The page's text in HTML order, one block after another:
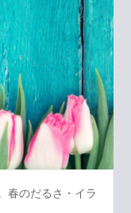
春のだるさ・イラ